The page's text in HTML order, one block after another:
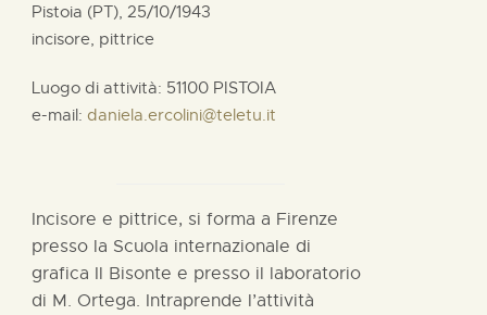
Pistoia (PT), 25/10/1943
incisore, pittrice
Luogo di attività: 51100 PISTOIA
e-mail: daniela.ercolini@teletu.it
Incisore e pittrice, si forma a Firenze
presso la Scuola internazionale di
grafica Il Bisonte e presso il laboratorio
di M. Ortega. Intraprende l’attività